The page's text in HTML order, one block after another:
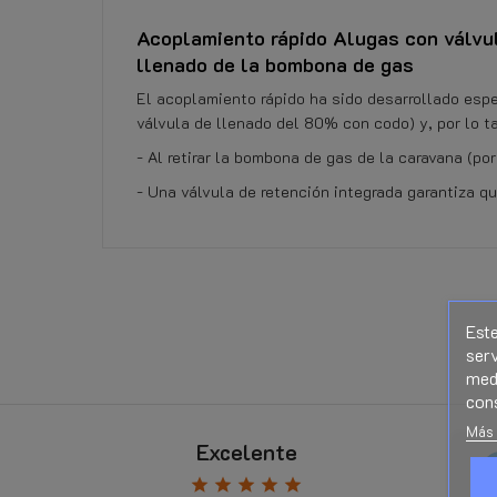
Acoplamiento rápido Alugas con
llenado de la bombona de gas
El acoplamiento rápido ha sido desarrollado
válvula de llenado del 80% con codo) y, por lo
- Al retirar la bombona de gas de la caravana
- Una válvula de retención integrada garantiza
Excelente
star star star star star
Di Chiara Claudio
Hace 1 mes